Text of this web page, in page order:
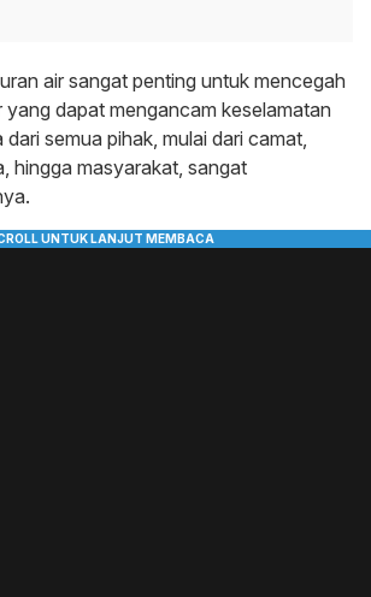
air sangat penting untuk mencegah
yang dapat mengancam keselamatan
semua pihak, mulai dari camat,
hingga masyarakat, sangat